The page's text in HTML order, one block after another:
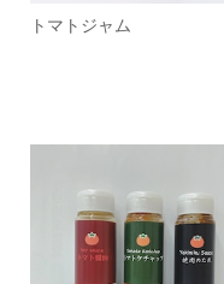
トマトジャム